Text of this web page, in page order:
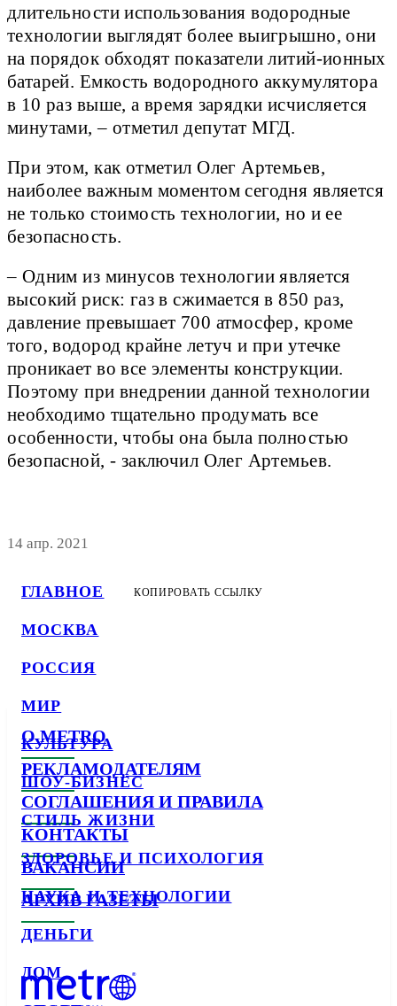
ГЛАВНОЕ
МОСКВА
РОССИЯ
МИР
КУЛЬТУРА
ШОУ-БИЗНЕС
СТИЛЬ ЖИЗНИ
ЗДОРОВЬЕ И ПСИХОЛОГИЯ
НАУКА И ТЕХНОЛОГИИ
ДЕНЬГИ
ДОМ
длительности использования водородные
технологии выглядят более выигрышно, они
на порядок обходят показатели литий-ионных
батарей. Емкость водородного аккумулятора
в 10 раз выше, а время зарядки исчисляется
минутами, – отметил депутат МГД.
При этом, как отметил Олег Артемьев,
наиболее важным моментом сегодня является
не только стоимость технологии, но и ее
безопасность.
– Одним из минусов технологии является
высокий риск: газ в сжимается в 850 раз,
давление превышает 700 атмосфер, кроме
того, водород крайне летуч и при утечке
проникает во все элементы конструкции.
Поэтому при внедрении данной технологии
необходимо тщательно продумать все
особенности, чтобы она была полностью
безопасной, - заключил Олег Артемьев.
14 апр. 2021
КОПИРОВАТЬ ССЫЛКУ
О METRO
РЕКЛАМОДАТЕЛЯМ
СОГЛАШЕНИЯ И ПРАВИЛА
КОНТАКТЫ
ВАКАНСИИ
АРХИВ ГАЗЕТЫ